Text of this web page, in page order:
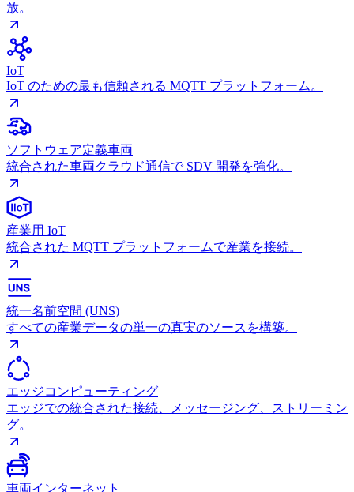
放。
IoT
IoT のための最も信頼される MQTT プラットフォーム。
ソフトウェア定義車両
統合された車両クラウド通信で SDV 開発を強化。
産業用 IoT
統合された MQTT プラットフォームで産業を接続。
統一名前空間 (UNS)
すべての産業データの単一の真実のソースを構築。
エッジコンピューティング
エッジでの統合された接続、メッセージング、ストリーミン
グ。
車両インターネット